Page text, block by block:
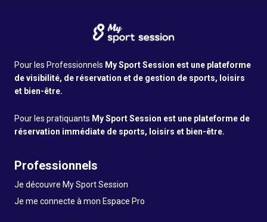
Pour les Professionnels My Sport Session est une plateforme
de visibilité, de réservation et de gestion de sports, loisirs
et bien-être.
Pour les pratiquants My Sport Session est une plateforme de
réservation immédiate de sports, loisirs et bien-être.
Professionnels
Je découvre My Sport Session
Je me connecte à mon Espace Pro